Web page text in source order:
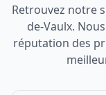
Retrouvez notre
de-Vaulx.
réputation des